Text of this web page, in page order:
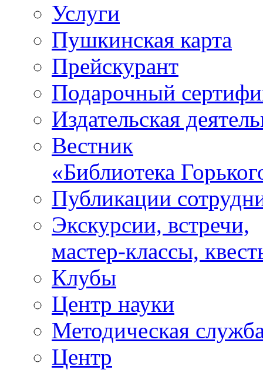
Услуги
Пушкинская карта
Прейскурант
Подарочный
Издательская
Вестник
«Библиотека
Публикации
Экскурсии, встречи,
мастер-классы,
Клубы
Центр науки
Методическая
Центр